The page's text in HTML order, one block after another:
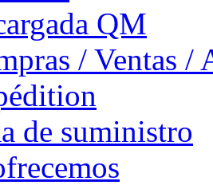
QM
/ Ventas /
de suministro